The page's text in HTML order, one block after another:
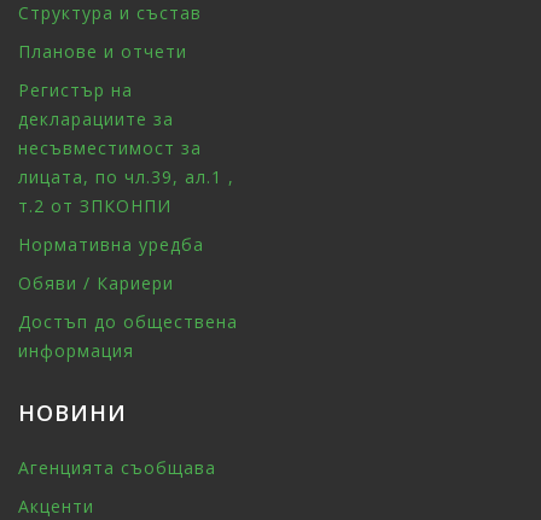
Структура и състав
Планове и отчети
Регистър на
декларациите за
несъвместимост за
лицата, по чл.39, ал.1 ,
т.2 от ЗПКОНПИ
Нормативна уредба
Обяви / Кариери
Достъп до обществена
информация
НОВИНИ
Агенцията съобщава
Акценти